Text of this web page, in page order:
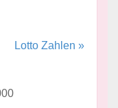
Lotto Zahlen »